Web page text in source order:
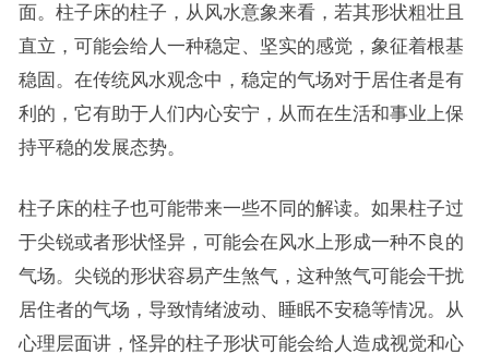
面。柱子床的柱子，从风水意象来看，若其形状粗壮且
直立，可能会给人一种稳定、坚实的感觉，象征着根基
稳固。在传统风水观念中，稳定的气场对于居住者是有
利的，它有助于人们内心安宁，从而在生活和事业上保
持平稳的发展态势。
柱子床的柱子也可能带来一些不同的解读。如果柱子过
于尖锐或者形状怪异，可能会在风水上形成一种不良的
气场。尖锐的形状容易产生煞气，这种煞气可能会干扰
居住者的气场，导致情绪波动、睡眠不安稳等情况。从
心理层面讲，怪异的柱子形状可能会给人造成视觉和心